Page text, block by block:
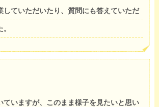
していただいたり、質問にも答えていただ
ていますが、このまま様子を見たいと思い